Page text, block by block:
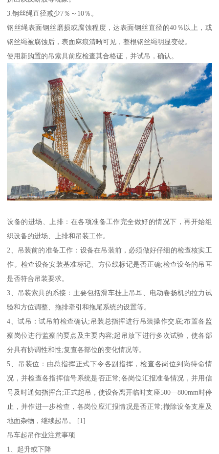
3.钢丝绳直径减少7％～10％。
钢丝绳表面钢丝磨损或腐蚀程度，达表面钢丝直径的40％以上，或
钢丝绳被腐蚀后，表面麻痕清晰可见，整根钢丝绳明显变硬。
使用新购置的吊索具前应检查其合格证，并试吊，确认。
设备的进场、上排：在各项准备工作完全做好的情况下，再开始组
织设备的进场、上排和吊装工作。
2、吊装前的准备工作：设备在吊装前，必须做好仔细的检查核实工
作。检查设备安装基准标记、方位线标记是否正确;检查设备的吊耳
是否符合吊装要求。
3、吊装索具的系接：主要包括滑车挂上吊耳、电动卷扬机的拉力试
验和方位调整、拖排牵引和拖尾系统的设置等。
4、试吊：试吊前检查确认;吊装总指挥进行吊装操作交底;布置各监
察岗位进行监察的要点及主要内容;起吊放下进行多次试验，使各部
分具有协调性和性;复查各部位的变化情况等。
5、吊装位：由总指挥正式下令各副指挥，检查各岗位到岗待命情
况，并检查各指挥信号系统是否正常;各岗位汇报准备情况，并用信
号及时通知指挥台;正式起吊，使设备离开临时支座500—800mm时停
止，并作进一步检查，各岗位应汇报情况是否正常;撤除设备支座及
地面杂物，继续起吊。 [1]
吊车起吊作业注意事项
1、起升或下降